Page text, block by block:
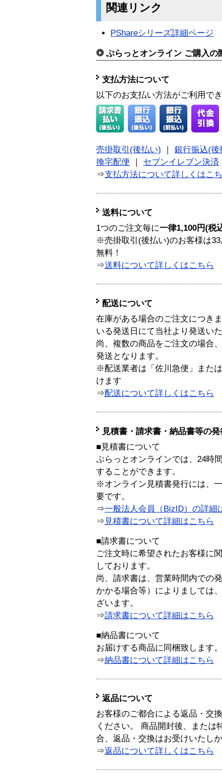
関連リンク
PShareシリーズ詳細ページ
ぷらっとオンライン ご購入の
支払方法について
以下のお支払い方法がご利用で
売掛取引(後払い)
銀行振込(後
換宅配便
セブンイレブン決済
⇒支払方法について詳しくはこ
送料について
1つのご注文毎に一律1,100円(税
※売掛取引(後払い)のお客様は
無料！
⇒送料について詳しくはこちら
配送について
在庫がある場合のご注文につき
いる発送日にて当社より発送い
尚、複数の商品をご注文の場合
発送となります。
※配送業者は「佐川急便」また
けます
⇒配送について詳しくはこちら
見積書・請求書・納品書等の
■見積書について
ぷらっとオンラインでは、24時
することができます。
※オンライン見積書発行には、
要です。
⇒一般法人会員（BizID）の詳細
⇒ 見積書について詳細はこちら
■請求書について
ご注文時に希望されたお客様に
しております。
尚、請求書は、営業時間内での
かかる場合等）によりましては
ざいます。
⇒請求書について詳細はこちら
■納品書について
お届けする商品に同梱致します。
⇒納品書について詳細はこちら
返品について
お客様のご都合による返品・交
ください。 商品開封後、または
合、返品・交換はお受けいたし
⇒返品について詳しくはこちら